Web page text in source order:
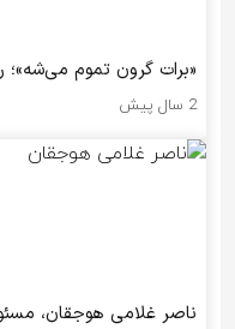
«برات گرون تموم می‌شه»؛
2 سال پیش
ناصر غلامی هوجقان،